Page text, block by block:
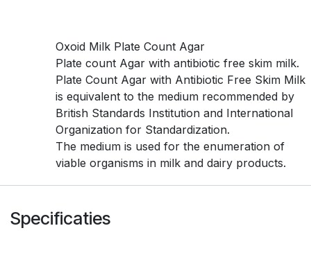
Oxoid Milk Plate Count Agar
Plate count Agar with antibiotic free skim milk.
Plate Count Agar with Antibiotic Free Skim Milk
is equivalent to the medium recommended by
British Standards Institution and International
Organization for Standardization.
The medium is used for the enumeration of
viable organisms in milk and dairy products.
Specificaties